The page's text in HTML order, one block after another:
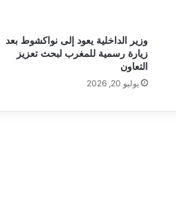
وزير الداخلية يعود إلى نواكشوط بعد
زيارة رسمية للمغرب لبحث تعزيز
التعاون
يوليو 20, 2026